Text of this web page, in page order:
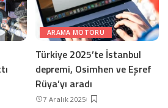
ARAMA MOTORU
Türkiye 2025’te İstanbul
depremi, Osimhen ve Eşref
Rüya’yı aradı
7 Aralık 2025